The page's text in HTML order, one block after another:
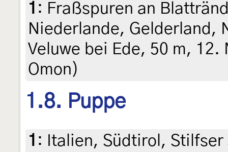
1 : Fraßspuren an
Niederlande, Gelderland,
Veluwe bei Ede, 50 m,
Omon)
1.8. Puppe
1 :
Italien, Südtirol,